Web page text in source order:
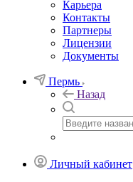
Карьера
Контакты
Партнеры
Лицензии
Документы
Пермь
Назад
Личный кабинет